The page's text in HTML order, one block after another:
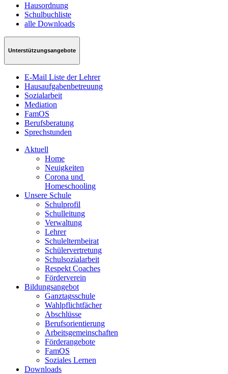
Hausordnung
Schulbuchliste
alle Downloads
Unterstützungsangebote
E-Mail Liste der Lehrer
Hausaufgabenbetreuung
Sozialarbeit
Mediation
FamOS
Berufsberatung
Sprechstunden
Aktuell
Home
Neuigkeiten
Corona und
Homeschooling
Unsere Schule
Schulprofil
Schulleitung
Verwaltung
Lehrer
Schulelternbeirat
Schülervertretung
Schulsozialarbeit
Respekt Coaches
Förderverein
Bildungsangebot
Ganztagsschule
Wahlpflichtfächer
Abschlüsse
Berufsorientierung
Arbeitsgemeinschaften
Förderangebote
FamOS
Soziales Lernen
Downloads